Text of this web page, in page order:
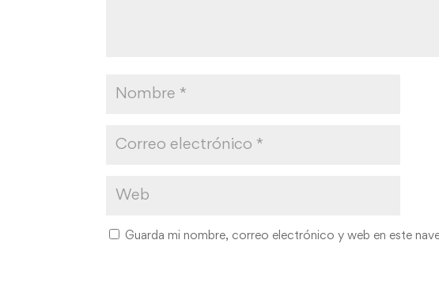
Guarda mi nombre, correo electrónico y web en este